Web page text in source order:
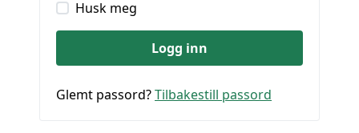
Husk meg
Logg inn
Glemt passord?Tilbakestill passord